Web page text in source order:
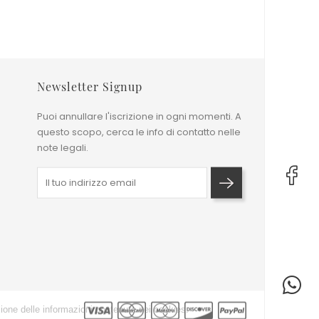
Newsletter Signup
Puoi annullare l'iscrizione in ogni momenti. A
questo scopo, cerca le info di contatto nelle
note legali.
delle informazioni contenute nei cookies.